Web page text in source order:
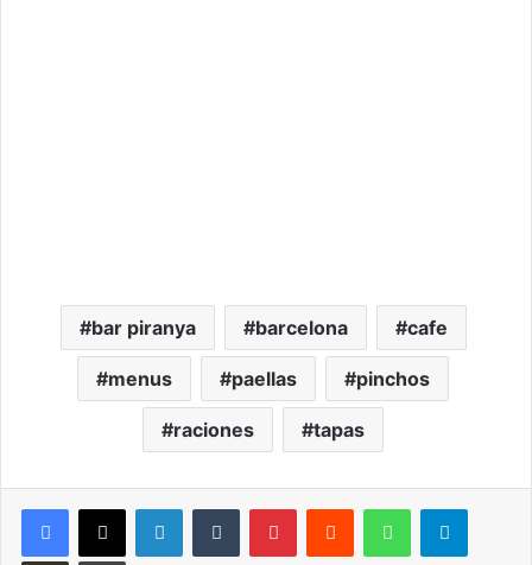
bar piranya barcelona cafe
menus paellas pinchos
raciones tapas